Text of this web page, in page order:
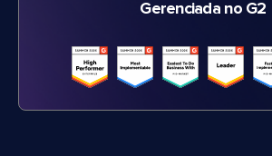
Gerenciada no G2